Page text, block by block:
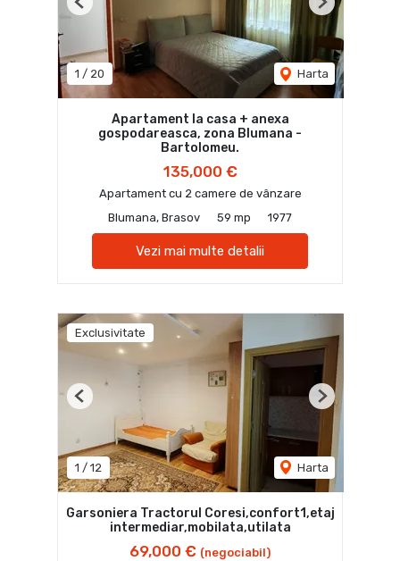
1 / 20 Harta
Previous Next
Apartament la casa + anexa
gospodareasca, zona Blumana -
Bartolomeu.
135,000 €
Apartament cu 2 camere de vânzare
Blumana, Brasov
59 mp 1977
Vezi mai multe detalii
Exclusivitate
1 / 12 Harta
Previous Next
Garsoniera Tractorul Coresi,confort1,etaj
intermediar,mobilata,utilata
69,000 € (negociabil)